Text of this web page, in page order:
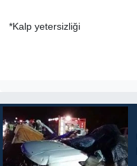
*Kalp yetersizliği